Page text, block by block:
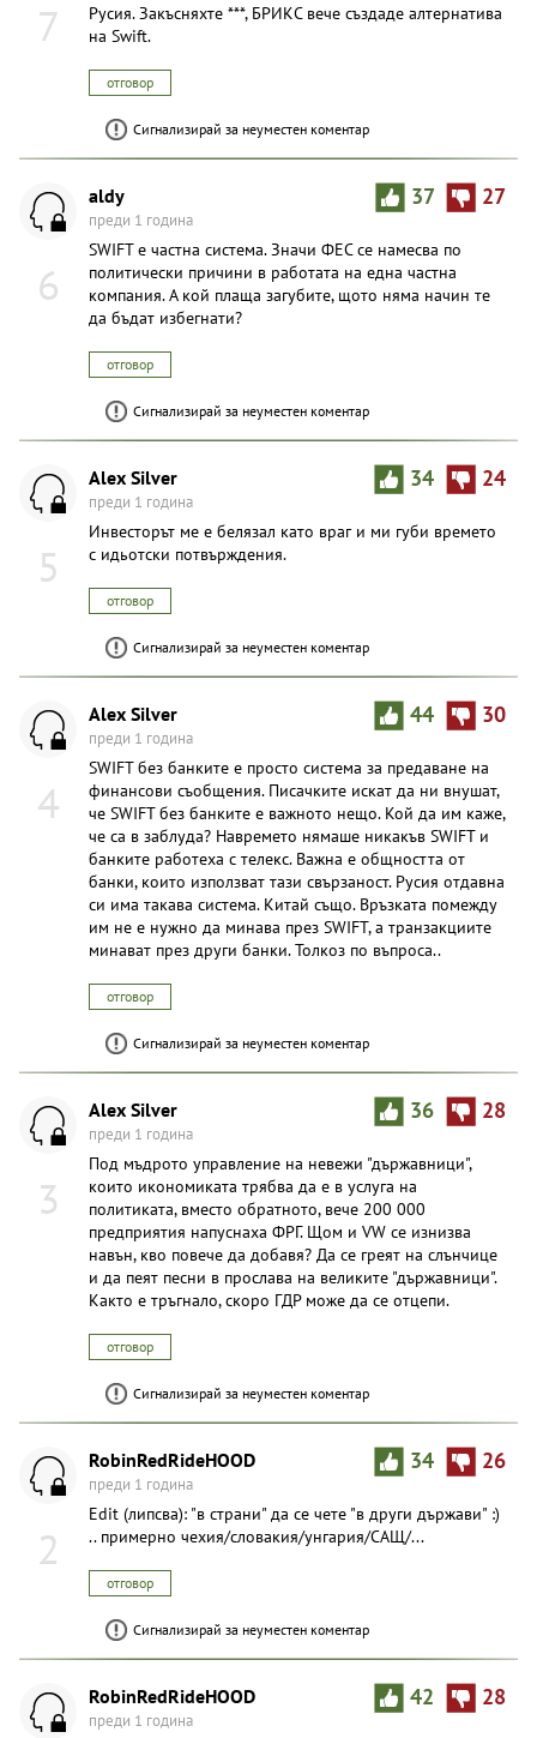
7
Русия. Закъсняхте ***, БРИКС вече създаде алтернатива
на Swift.
отговор
Сигнализирай за неуместен коментар
6
37 27
aldy
преди 1 година
SWIFT е частна система. Значи ФЕС се намесва по
политически причини в работата на една частна
компания. А кой плаща загубите, щото няма начин те
да бъдат избегнати?
отговор
Сигнализирай за неуместен коментар
5
34 24
Alex Silver
преди 1 година
Инвесторът ме е белязал като враг и ми губи времето
с идьотски потвърждения.
отговор
Сигнализирай за неуместен коментар
4
44 30
Alex Silver
преди 1 година
SWIFT без банките е просто система за предаване на
финансови съобщения. Писачките искат да ни внушат,
че SWIFT без банките е важното нещо. Кой да им каже,
че са в заблуда? Навремето нямаше никакъв SWIFT и
банките работеха с телекс. Важна е общността от
банки, които използват тази свързаност. Русия отдавна
си има такава система. Китай също. Връзката помежду
им не е нужно да минава през SWIFT, а транзакциите
минават през други банки. Толкоз по въпроса..
отговор
Сигнализирай за неуместен коментар
3
36 28
Alex Silver
преди 1 година
Под мъдрото управление на невежи "държавници",
които икономиката трябва да е в услуга на
политиката, вместо обратното, вече 200 000
предприятия напуснаха ФРГ. Щом и VW се изнизва
навън, кво повече да добавя? Да се греят на слънчице
и да пеят песни в прослава на великите "държавници".
Както е тръгнало, скоро ГДР може да се отцепи.
отговор
Сигнализирай за неуместен коментар
2
34 26
RobinRedRideHOOD
преди 1 година
Edit (липсва): "в страни" да се чете "в други държави" :)
.. примерно чехия/словакия/унгария/САЩ/...
отговор
Сигнализирай за неуместен коментар
42 28
RobinRedRideHOOD
преди 1 година